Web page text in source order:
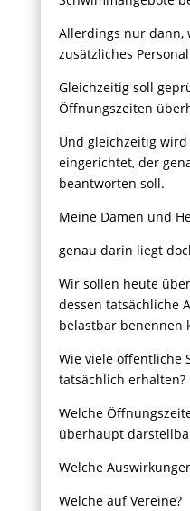
Allerdings nur dann,
zusätzliches
Gleichzeitig soll
Öffnungszeiten
Und gleichzeitig wird
eingerichtet, der
beantworten soll.
Meine Damen und
genau darin liegt
Wir sollen heute
dessen tatsächliche
belastbar benennen
Wie viele öffentliche
tatsächlich erhalten?
Welche
überhaupt
Welche
Welche auf Vereine?